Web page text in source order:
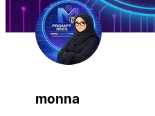
monna